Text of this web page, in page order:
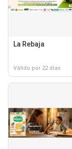
La Rebaja
Válido por 22 días